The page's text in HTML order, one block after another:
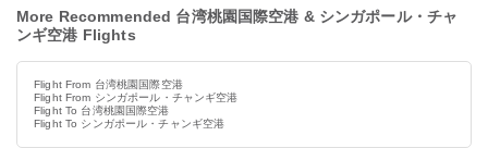
More Recommended 台湾桃園国際空港 & シンガポール・チャ
ンギ空港 Flights
Flight From 台湾桃園国際空港
Flight From シンガポール・チャンギ空港
Flight To 台湾桃園国際空港
Flight To シンガポール・チャンギ空港